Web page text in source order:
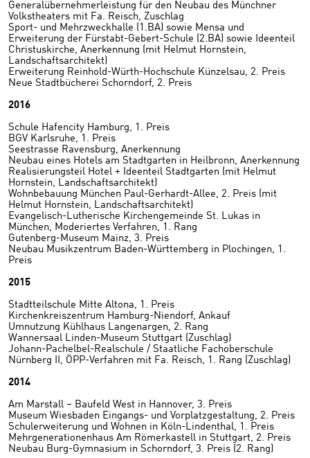
Generalübernehmerleistung für den Neubau des Münchner
Volkstheaters mit Fa. Reisch, Zuschlag
Sport- und Mehrzweckhalle (1.BA) sowie Mensa und
Erweiterung der Fürstabt-Gebert-Schule (2.BA) sowie Ideenteil
Christuskirche, Anerkennung (mit Helmut Hornstein,
Landschaftsarchitekt)
Erweiterung Reinhold-Würth-Hochschule Künzelsau, 2. Preis
Neue Stadtbücherei Schorndorf, 2. Preis
2016
Schule Hafencity Hamburg, 1. Preis
BGV Karlsruhe, 1. Preis
Seestrasse Ravensburg, Anerkennung
Neubau eines Hotels am Stadtgarten in Heilbronn, Anerkennung
Realisierungsteil Hotel + Ideenteil Stadtgarten (mit Helmut
Hornstein, Landschaftsarchitekt)
Wohnbebauung München Paul-Gerhardt-Allee, 2. Preis (mit
Helmut Hornstein, Landschaftsarchitekt)
Evangelisch-Lutherische Kirchengemeinde St. Lukas in
München, Moderiertes Verfahren, 1. Rang
Gutenberg-Museum Mainz, 3. Preis
Neubau Musikzentrum Baden-Württemberg in Plochingen, 1.
Preis
2015
Stadtteilschule Mitte Altona, 1. Preis
Kirchenkreiszentrum Hamburg-Niendorf, Ankauf
Umnutzung Kühlhaus Langenargen, 2. Rang
Wannersaal Linden-Museum Stuttgart (Zuschlag)
Johann-Pachelbel-Realschule / Staatliche Fachoberschule
Nürnberg II, ÖPP-Verfahren mit Fa. Reisch, 1. Rang (Zuschlag)
2014
Am Marstall – Baufeld West in Hannover, 3. Preis
Museum Wiesbaden Eingangs- und Vorplatzgestaltung, 2. Preis
Schulerweiterung und Wohnen in Köln-Lindenthal, 1. Preis
Mehrgenerationenhaus Am Römerkastell in Stuttgart, 2. Preis
Neubau Burg-Gymnasium in Schorndorf, 3. Preis (2. Rang)